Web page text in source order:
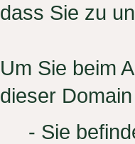
dass Sie zu
Um Sie beim
dieser
- Sie